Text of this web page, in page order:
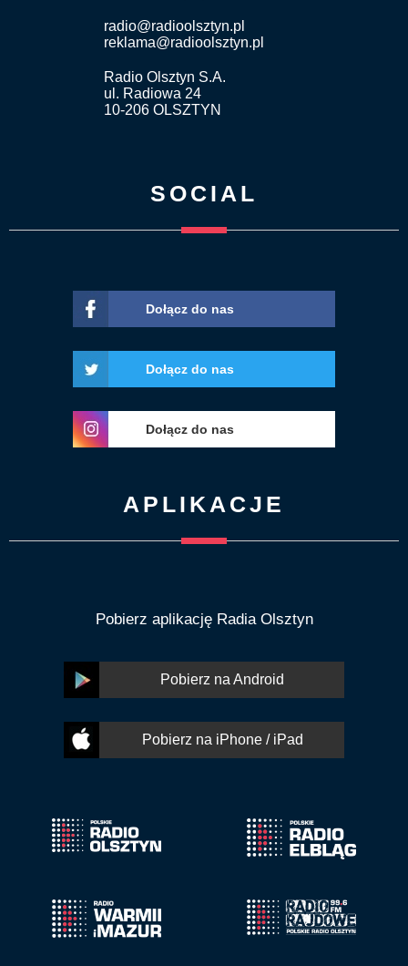
radio@radioolsztyn.pl
reklama@radioolsztyn.pl
Radio Olsztyn S.A.
ul. Radiowa 24
10-206 OLSZTYN
SOCIAL
Dołącz do nas
Dołącz do nas
Dołącz do nas
APLIKACJE
Pobierz aplikację Radia Olsztyn
Pobierz na Android
Pobierz na iPhone / iPad